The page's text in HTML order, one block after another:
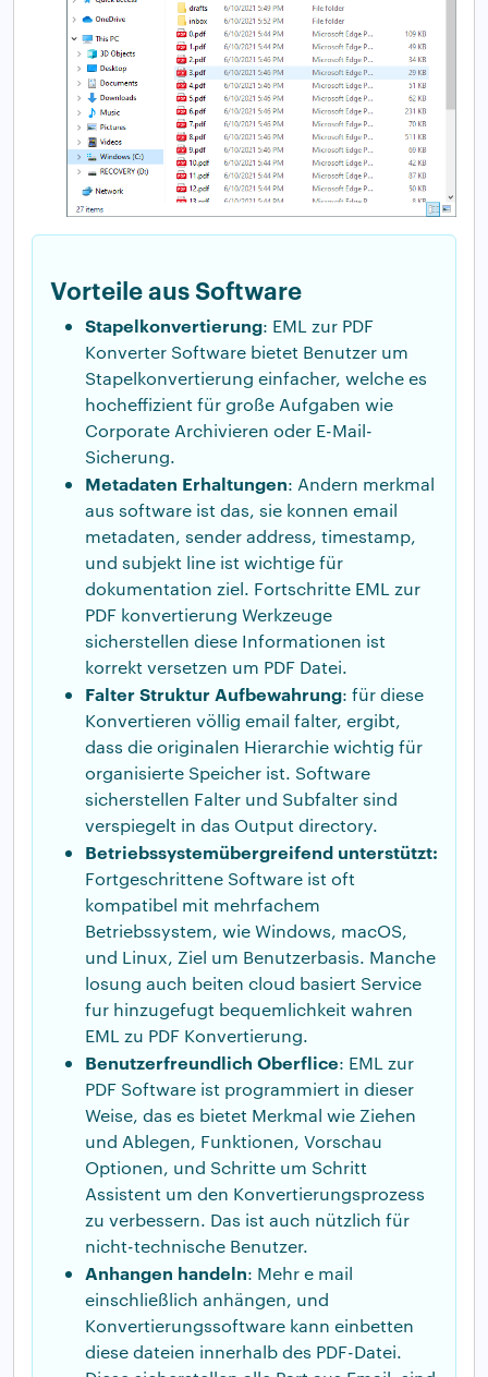
Vorteile aus Software
Stapelkonvertierung: EML zur PDF
Konverter Software bietet Benutzer um
Stapelkonvertierung einfacher, welche es
hocheffizient für große Aufgaben wie
Corporate Archivieren oder E-Mail-
Sicherung.
Metadaten Erhaltungen: Andern merkmal
aus software ist das, sie konnen email
metadaten, sender address, timestamp,
und subjekt line ist wichtige für
dokumentation ziel. Fortschritte EML zur
PDF konvertierung Werkzeuge
sicherstellen diese Informationen ist
korrekt versetzen um PDF Datei.
Falter Struktur Aufbewahrung: für diese
Konvertieren völlig email falter, ergibt,
dass die originalen Hierarchie wichtig für
organisierte Speicher ist. Software
sicherstellen Falter und Subfalter sind
verspiegelt in das Output directory.
Betriebssystemübergreifend unterstützt:
Fortgeschrittene Software ist oft
kompatibel mit mehrfachem
Betriebssystem, wie Windows, macOS,
und Linux, Ziel um Benutzerbasis. Manche
losung auch beiten cloud basiert Service
fur hinzugefugt bequemlichkeit wahren
EML zu PDF Konvertierung.
Benutzerfreundlich Oberflice: EML zur
PDF Software ist programmiert in dieser
Weise, das es bietet Merkmal wie Ziehen
und Ablegen, Funktionen, Vorschau
Optionen, und Schritte um Schritt
Assistent um den Konvertierungsprozess
zu verbessern. Das ist auch nützlich für
nicht-technische Benutzer.
Anhangen handeln: Mehr e mail
einschließlich anhängen, und
Konvertierungssoftware kann einbetten
diese dateien innerhalb des PDF-Datei.